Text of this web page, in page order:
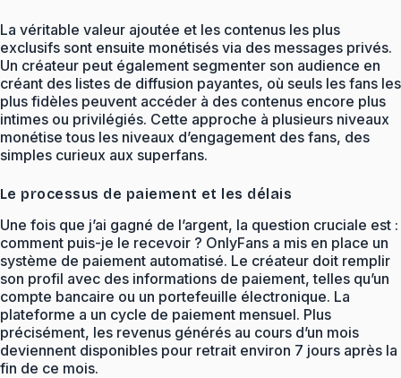
La véritable valeur ajoutée et les contenus les plus
exclusifs sont ensuite monétisés via des messages privés.
Un créateur peut également segmenter son audience en
créant des listes de diffusion payantes, où seuls les fans les
plus fidèles peuvent accéder à des contenus encore plus
intimes ou privilégiés. Cette approche à plusieurs niveaux
monétise tous les niveaux d’engagement des fans, des
simples curieux aux superfans.
Le processus de paiement et les délais
Une fois que j’ai gagné de l’argent, la question cruciale est :
comment puis-je le recevoir ? OnlyFans a mis en place un
système de paiement automatisé. Le créateur doit remplir
son profil avec des informations de paiement, telles qu’un
compte bancaire ou un portefeuille électronique. La
plateforme a un cycle de paiement mensuel. Plus
précisément, les revenus générés au cours d’un mois
deviennent disponibles pour retrait environ 7 jours après la
fin de ce mois.